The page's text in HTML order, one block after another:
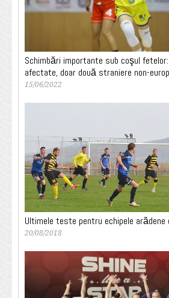
Schimbări importante sub coşul
afectate, doar două straniere non-
15/06/2022
Ultimele teste pentru echipele arădene
20/08/2018